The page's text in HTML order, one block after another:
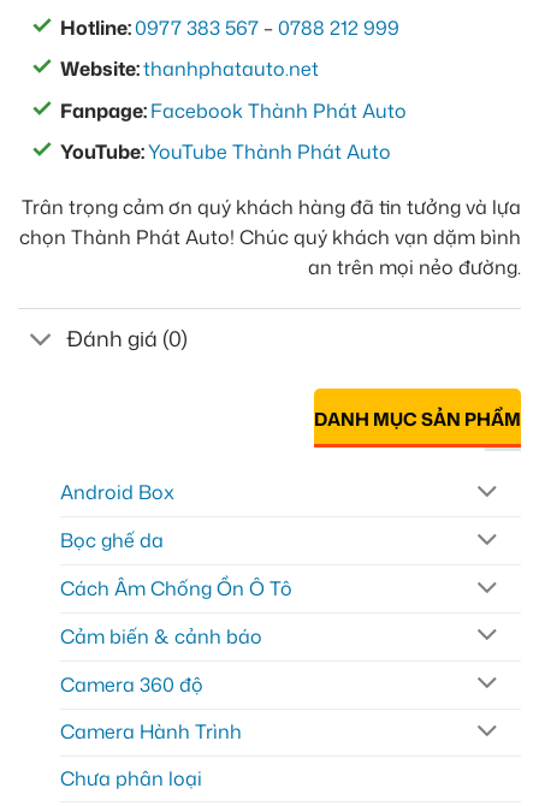
Hotline:0977 383 567 –0788 212 999
Website:thanhphatauto.net
Fanpage:Facebook Thành Phát Auto
YouTube:YouTube Thành Phát Auto
Trân trọng cảm ơn quý khách hàng đã tin tưởng và lựa
chọn Thành Phát Auto! Chúc quý khách vạn dặm bình
an trên mọi nẻo đường.
Đánh giá (0)
DANH MỤC SẢN PHẨM
Android Box
Bọc ghế da
Cách Âm Chống Ồn Ô Tô
Cảm biến & cảnh báo
Camera 360 độ
Camera Hành Trình
Chưa phân loại